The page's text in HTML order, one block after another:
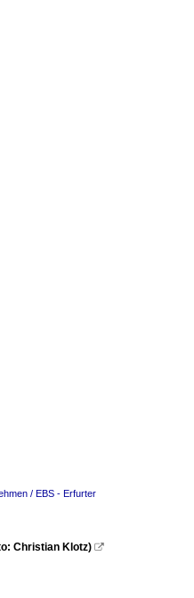
/ EBS - Erfurter
Christian Klotz) 